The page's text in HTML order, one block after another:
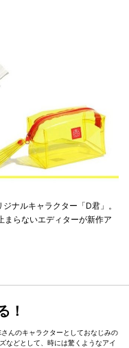
ナルキャラクター「D君」。
まらないエディターが新作ア
！
んのキャラクターとしておなじみの
などとして、時には驚くようなアイ